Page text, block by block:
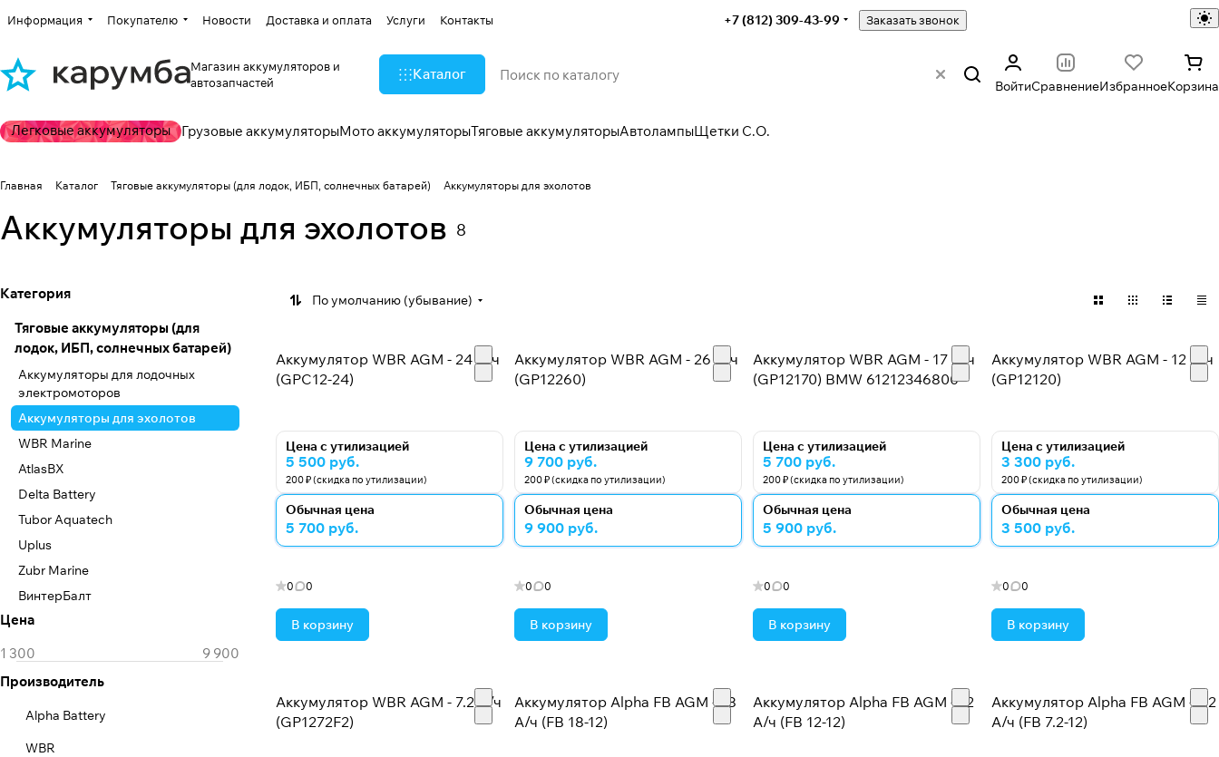
Информация Покупателю Новости Доставка и оплата Услуги Контакты +7 (812) 309-43-99 Заказать звонок
Магазин аккумуляторов и
автозапчастей
Каталог
ВойтиСравнениеИзбранноеКорзина
Легковые аккумуляторы Грузовые аккумуляторыМото аккумуляторыТяговые аккумуляторыАвтолампыЩетки С.О.
Главная Каталог Тяговые аккумуляторы (для лодок, ИБП, солнечных батарей) Аккумуляторы для эхолотов
Аккумуляторы для эхолотов 8
По умолчанию (убывание)
Аккумулятор WBR AGM - 24 А/ч
(GPC12-24)
Цена с утилизацией
5 500 руб.
200 ₽ (скидка по утилизации)
Обычная цена
5 700 руб.
0 0
В корзину
Аккумулятор WBR AGM - 26 А/ч
(GP12260)
Цена с утилизацией
9 700 руб.
200 ₽ (скидка по утилизации)
Обычная цена
9 900 руб.
0 0
В корзину
Аккумулятор WBR AGM - 17 А/ч
(GP12170) BMW 61212346800
Цена с утилизацией
5 700 руб.
200 ₽ (скидка по утилизации)
Обычная цена
5 900 руб.
0 0
В корзину
Аккумулятор WBR AGM - 12 А/ч
(GP12120)
Цена с утилизацией
3 300 руб.
200 ₽ (скидка по утилизации)
Обычная цена
3 500 руб.
0 0
В корзину
Аккумулятор WBR AGM - 7.2 А/ч
(GP1272F2)
Аккумулятор Alpha FB AGM - 18
А/ч (FB 18-12)
Аккумулятор Alpha FB AGM - 12
А/ч (FB 12-12)
Аккумулятор Alpha FB AGM - 7.2
А/ч (FB 7.2-12)
Категория
Тяговые аккумуляторы (для
лодок, ИБП, солнечных батарей)
Аккумуляторы для лодочных
электромоторов
Аккумуляторы для эхолотов
WBR Marine
AtlasBX
Delta Battery
Tubor Aquatech
Uplus
Zubr Marine
ВинтерБалт
Цена
Производитель
Alpha Battery
WBR